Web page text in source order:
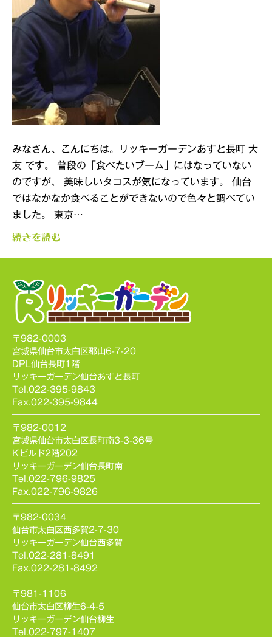
みなさん、こんにちは。リッキーガーデンあすと長町 大
友 です。 普段の「食べたいブーム」にはなっていない
のですが、 美味しいタコスが気になっています。 仙台
ではなかなか食べることができないので色々と調べてい
ました。 東京…
続きを読む
〒982-0003
宮城県仙台市太白区郡山6-7-20
DPL仙台長町1階
リッキーガーデン仙台あすと長町
Tel.022-395-9843
Fax.022-395-9844
〒982-0012
宮城県仙台市太白区長町南3-3-36号
Kビルド2階202
リッキーガーデン仙台長町南
Tel.022-796-9825
Fax.022-796-9826
〒982-0034
仙台市太白区西多賀2-7-30
リッキーガーデン仙台西多賀
Tel.022-281-8491
Fax.022-281-8492
〒981-1106
仙台市太白区柳生6-4-5
リッキーガーデン仙台柳生
Tel.022-797-1407